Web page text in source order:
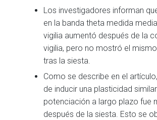
Los investigadores informan
en la banda theta medida
vigilia aumentó después de la
vigilia, pero no mostró el
tras la siesta.
Como se describe en el
de inducir una plasticidad
potenciación a largo plazo fue
después de la siesta. Esto se